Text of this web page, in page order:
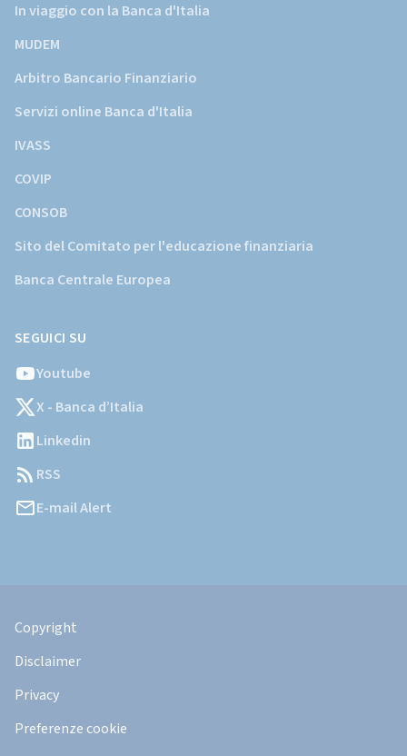
In viaggio con la Banca d'Italia
MUDEM
Arbitro Bancario Finanziario
Servizi online Banca d'Italia
IVASS
COVIP
CONSOB
Sito del Comitato per l'educazione finanziaria
Banca Centrale Europea
SEGUICI SU
Youtube
X - Banca d’Italia
Linkedin
RSS
E-mail Alert
Legali
Copyright
Disclaimer
Privacy
Preferenze cookie